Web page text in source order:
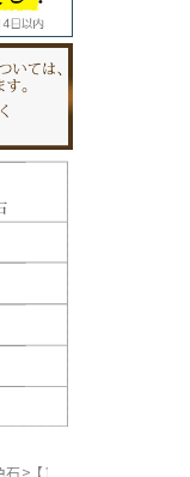
石 【10%OFF】ヨンドシ